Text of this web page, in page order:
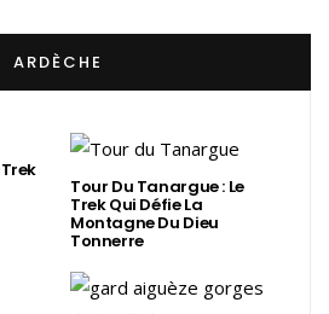
ARDÈCHE
Tour Du Tanargue : Le
Trek Qui Défie La
Montagne Du Dieu
Tonnerre